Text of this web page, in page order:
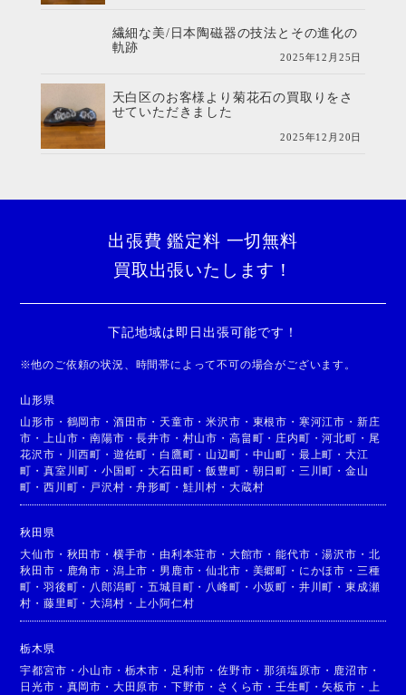
繊細な美/日本陶磁器の技法とその進化の
軌跡
2025年12月25日
天白区のお客様より菊花石の買取りをさ
せていただきました
2025年12月20日
出張費 鑑定料 一切無料
買取出張いたします！
下記地域は即日出張可能です！
※他のご依頼の状況、時間帯によって不可の場合がございます。
山形県
山形市 ・ 鶴岡市 ・ 酒田市 ・ 天童市 ・米沢市 ・ 東根市 ・ 寒河江市 ・ 新庄
市 ・上山市 ・南陽市 ・長井市 ・ 村山市 ・ 高畠町 ・ 庄内町 ・河北町 ・ 尾
花沢市 ・ 川西町 ・ 遊佐町 ・白鷹町 ・ 山辺町 ・ 中山町 ・ 最上町 ・ 大江
町 ・真室川町 ・小国町 ・大石田町 ・飯豊町 ・ 朝日町 ・ 三川町 ・ 金山
町 ・西川町 ・ 戸沢村 ・舟形町 ・ 鮭川村 ・ 大蔵村
秋田県
大仙市 ・ 秋田市 ・ 横手市 ・ 由利本荘市 ・ 大館市 ・能代市 ・湯沢市 ・ 北
秋田市 ・ 鹿角市 ・ 潟上市 ・ 男鹿市 ・仙北市 ・ 美郷町 ・ にかほ市 ・ 三種
町 ・羽後町 ・ 八郎潟町 ・五城目町 ・ 八峰町 ・ 小坂町 ・ 井川町 ・ 東成瀬
村 ・藤里町 ・大潟村 ・上小阿仁村
栃木県
宇都宮市 ・小山市 ・ 栃木市 ・ 足利市 ・佐野市 ・那須塩原市 ・ 鹿沼市 ・
日光市 ・ 真岡市 ・ 大田原市 ・ 下野市 ・ さくら市 ・壬生町 ・矢板市 ・ 上